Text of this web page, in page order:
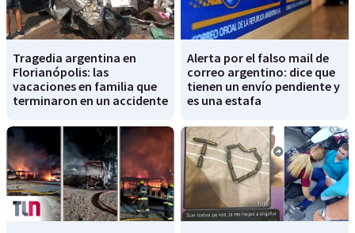
Tragedia argentina en
Florianópolis: las
vacaciones en familia que
terminaron en un accidente
Alerta por el falso mail de
correo argentino: dice que
tienen un envío pendiente y
es una estafa